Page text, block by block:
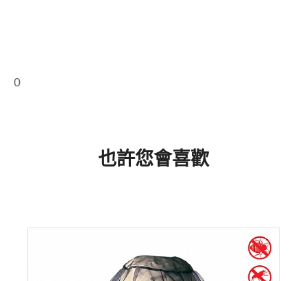
0
也許您會喜歡